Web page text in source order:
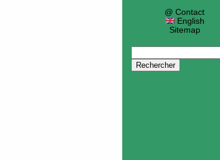
@ Contact
English
Sitemap